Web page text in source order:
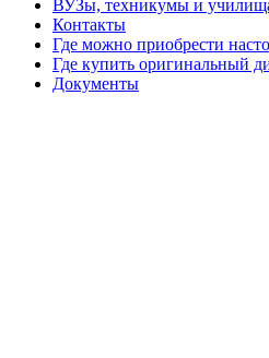
ВУЗы, техникумы и
Контакты
Где можно приобрести
Где купить оригинальный
Документы